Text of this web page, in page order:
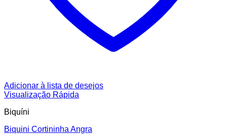
Adicionar à lista de desejos
Visualização Rápida
Biquíni
Biquini Cortininha Angra